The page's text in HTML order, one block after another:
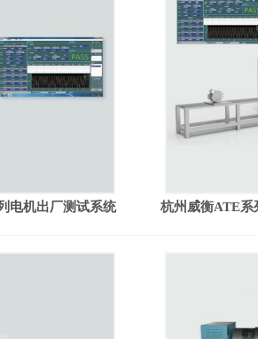
电机出厂测试系统 杭州威衡ATE系